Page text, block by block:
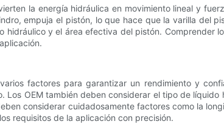
la energía hidráulica en movimiento lineal y
empuja el pistón, lo que hace que la varilla del
y el área efectiva del pistón. Comprender
factores para garantizar un rendimiento y
OEM también deben considerar el tipo de
considerar cuidadosamente factores como la
requisitos de la aplicación con precisión.